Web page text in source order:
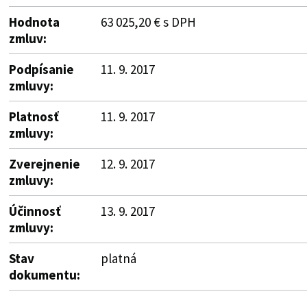
Hodnota
zmluv:
63 025,20 € s DPH
Podpísanie
zmluvy:
11. 9. 2017
Platnosť
zmluvy:
11. 9. 2017
Zverejnenie
zmluvy:
12. 9. 2017
Účinnosť
zmluvy:
13. 9. 2017
Stav
dokumentu:
platná